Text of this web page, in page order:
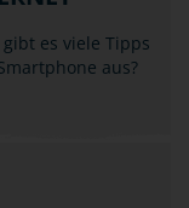
es viele Tipps
aus?